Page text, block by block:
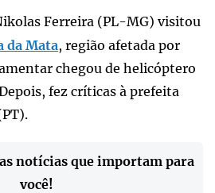
Ferreira (PL-MG) visitou
da Mata, região afetada por
chegou de helicóptero
fez críticas à prefeita
notícias que importam para
você!